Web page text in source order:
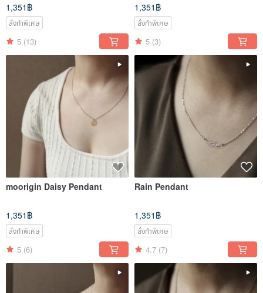
1,351฿
สั่งทำพิเศษ
5 (13)
1,351฿
สั่งทำพิเศษ
5 (3)
moorigin Daisy Pendant
1,351฿
สั่งทำพิเศษ
5 (6)
Rain Pendant
1,351฿
สั่งทำพิเศษ
4.7 (7)